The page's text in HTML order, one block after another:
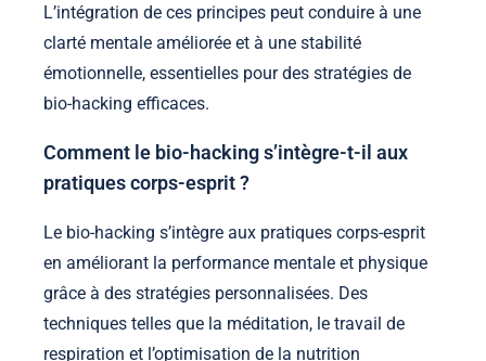
L’intégration de ces principes peut conduire à une
clarté mentale améliorée et à une stabilité
émotionnelle, essentielles pour des stratégies de
bio-hacking efficaces.
Comment le bio-hacking s’intègre-t-il aux
pratiques corps-esprit ?
Le bio-hacking s’intègre aux pratiques corps-esprit
en améliorant la performance mentale et physique
grâce à des stratégies personnalisées. Des
techniques telles que la méditation, le travail de
respiration et l’optimisation de la nutrition